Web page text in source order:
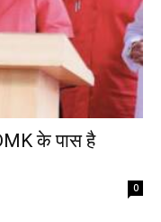
के पास है
0